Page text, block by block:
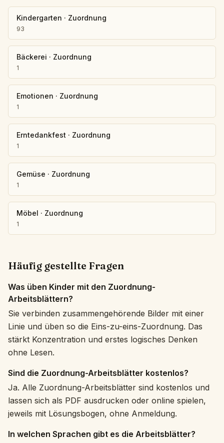
Kindergarten · Zuordnung
93
Bäckerei · Zuordnung
1
Emotionen · Zuordnung
1
Erntedankfest · Zuordnung
1
Gemüse · Zuordnung
1
Möbel · Zuordnung
1
Häufig gestellte Fragen
Was üben Kinder mit den Zuordnung-
Arbeitsblättern?
Sie verbinden zusammengehörende Bilder mit einer
Linie und üben so die Eins-zu-eins-Zuordnung. Das
stärkt Konzentration und erstes logisches Denken
ohne Lesen.
Sind die Zuordnung-Arbeitsblätter kostenlos?
Ja. Alle Zuordnung-Arbeitsblätter sind kostenlos und
lassen sich als PDF ausdrucken oder online spielen,
jeweils mit Lösungsbogen, ohne Anmeldung.
In welchen Sprachen gibt es die Arbeitsblätter?